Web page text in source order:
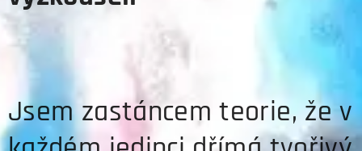
Jsem zastáncem teorie, že v